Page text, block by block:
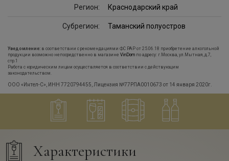
Регион: Краснодарский край
Субрегион: Таманский полуостров
Уведомление: в соответствии с рекомендациями ФС РАР от 25.06.18 приобретение алкогольной
продукции возможно непосредственно в магазине VinDom по адресу: г.Москва, ул.Мытная, д.7,
стр.1
Работа с юридическим лицам осуществляется в соответствии с действующим
законодательством.
ООО «Интел-С», ИНН 7720794455, Лицензия №77РПА0010673 от 14 января 2020г.
Характеристики